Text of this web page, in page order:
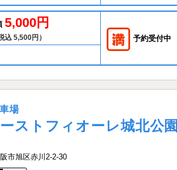
5,000円
込 5,500円） 予約受付中
場
ストフィオーレ城北公園
市旭区赤川2-2-30